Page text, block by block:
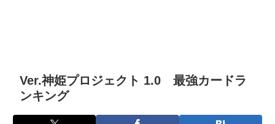
Ver.神姫プロジェクト 1.0 最強カードラ
ンキング